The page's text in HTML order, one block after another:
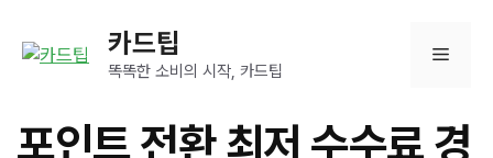
카드팁
똑똑한 소비의 시작, 카드팁
메
포인트 전환 최저 수수료 경